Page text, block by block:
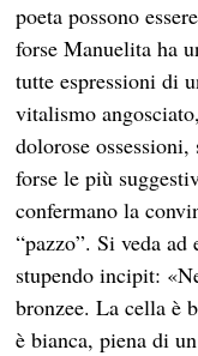
poeta possono
forse Manuelita ha
tutte espressioni di
vitalismo
dolorose
forse le più
confermano la
“pazzo”. Si veda
stupendo incipit:
bronzee. La cella è
è bianca, piena di